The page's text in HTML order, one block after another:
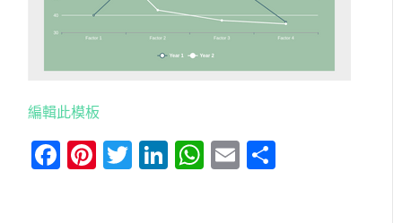
編輯此模板
Facebook
Pinterest
Twitter
LinkedIn
WhatsApp
Email